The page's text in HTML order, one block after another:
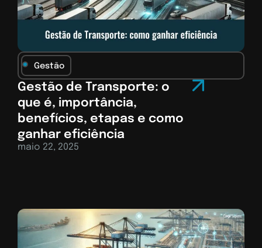
Gestão
Gestão de Transporte: o
que é, importância,
benefícios, etapas e como
ganhar eficiência
maio 22, 2025